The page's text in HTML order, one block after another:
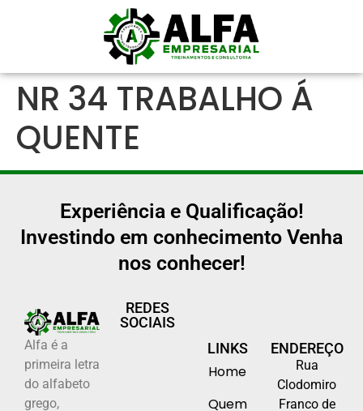
NR 34 TRABALHO Á
QUENTE
Experiência e Qualificação!
Investindo em conhecimento Venha
nos conhecer!
Alfa é a
primeira letra
do alfabeto
grego,
REDES
SOCIAIS
LINKS
Home
Quem
ENDEREÇO
Rua
Clodomiro
Franco de